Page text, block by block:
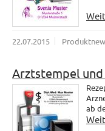
22.07.2015
Arztstempel
ab